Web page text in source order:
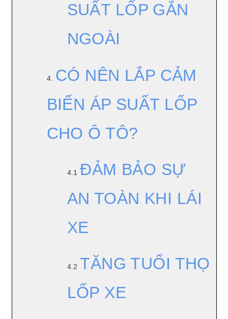
SUẤT LỐP GẮN
NGOÀI
4. CÓ NÊN LẮP CẢM
BIẾN ÁP SUẤT LỐP
CHO Ô TÔ?
4.1 ĐẢM BẢO SỰ
AN TOÀN KHI LÁI
XE
4.2 TĂNG TUỔI THỌ
LỐP XE